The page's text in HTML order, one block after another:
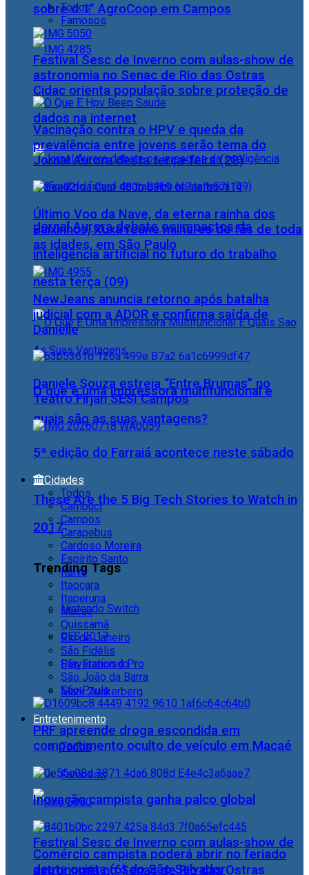
sobre o 1° AgroCoop em Campos
Cidac orienta população sobre proteção de
dados na internet
Jornal Aurora debate os impactos da
inteligência artificial no futuro do trabalho
nesta terça (09)
O que é uma impressora multifuncional e
quais são as suas vantagens?
These Are the 5 Big Tech Stories to Watch in
2017
Trending Tags
Nintendo Switch
CES 2017
Playstation 4 Pro
Mark Zuckerberg
Entretenimento
Todos
Famosos
Festival Sesc de Inverno com aulas-show de
astronomia no Senac de Rio das Ostras
Todos
Famosos
Festival Sesc de Inverno com aulas-show de
astronomia no Senac de Rio das Ostras
Vacinação contra o HPV e queda da
prevalência entre jovens serão tema do
Jornal Aurora desta terça-feira (28)
Último Voo da Nave, da eterna rainha dos
Baixinhos, Xuxa reúne milhares de fãs de toda
as idades, em São Paulo
NewJeans anuncia retorno após batalha
judicial com a ADOR e confirma saída de
Danielle
Daniele Souza estreia “Entre Brumas” no
Teatro Firjan SESI Campos
5ª edição do Farraiá acontece neste sábado
Cidades
Todos
Cambuci
Campos
Carapebus
Cardoso Moreira
Espírito Santo
Italva
Itaocara
Itaperuna
Macaé
Quissamã
Rio de Janeiro
São Fidélis
São Francisco
São João da Barra
São Paulo
PRF apreende droga escondida em
compartimento oculto de veículo em Macaé
Inovação campista ganha palco global
Comércio campista poderá abrir no feriado
desta quinta (6) do São Salvador